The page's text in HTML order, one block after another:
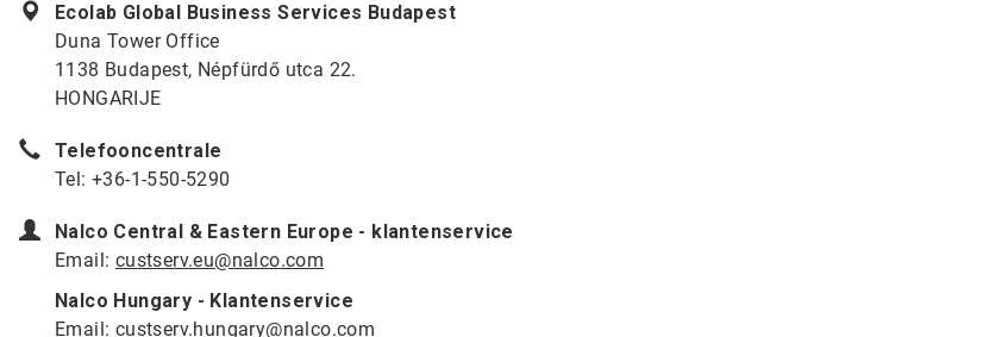
Ecolab Global Business Services Budapest
Duna Tower Office
1138 Budapest, Népfürdő utca 22.
HONGARIJE
Telefooncentrale
Tel: +36-1-550-5290
Nalco Central & Eastern Europe - klantenservice
Email: custserv.eu@nalco.com
Nalco Hungary - Klantenservice
Email: custserv.hungary@nalco.com